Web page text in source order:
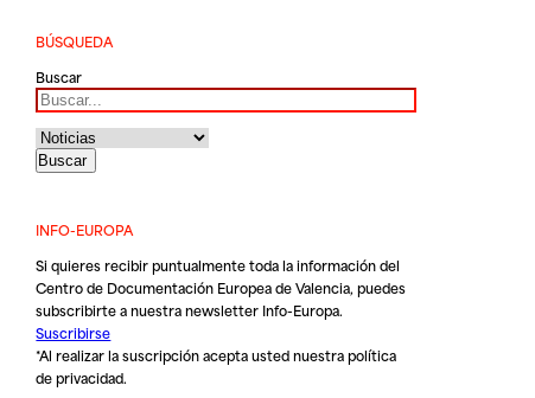
BÚSQUEDA
Buscar
INFO-EUROPA
Si quieres recibir puntualmente toda la información del
Centro de Documentación Europea de Valencia, puedes
subscribirte a nuestra newsletter Info-Europa.
Suscribirse
*Al realizar la suscripción acepta usted nuestrapolítica
de privacidad.